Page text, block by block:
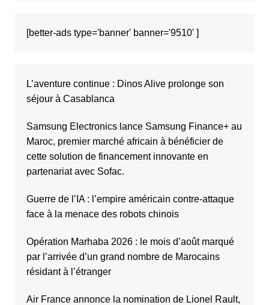
[better-ads type='banner' banner='9510' ]
L’aventure continue : Dinos Alive prolonge son
séjour à Casablanca
Samsung Electronics lance Samsung Finance+ au
Maroc, premier marché africain à bénéficier de
cette solution de financement innovante en
partenariat avec Sofac.
Guerre de l’IA : l’empire américain contre-attaque
face à la menace des robots chinois
Opération Marhaba 2026 : le mois d’août marqué
par l’arrivée d’un grand nombre de Marocains
résidant à l’étranger
Air France annonce la nomination de Lionel Rault,